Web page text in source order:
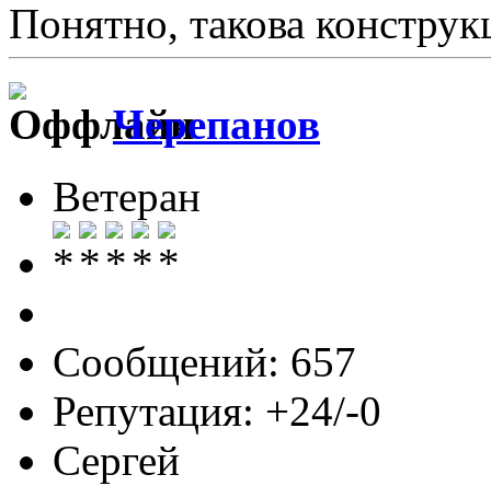
Понятно, такова
Черепанов
Ветеран
Сообщений: 657
Репутация: +24/-0
Сергей